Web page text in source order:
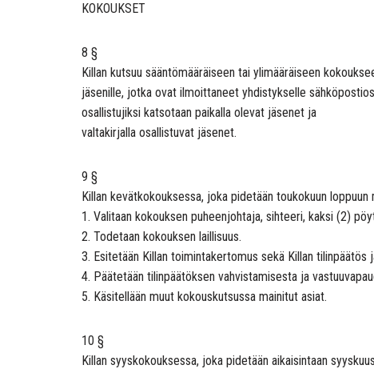
KOKOUKSET
8 §
Killan kutsuu sääntömääräiseen tai ylimääräiseen
jäsenille, jotka ovat ilmoittaneet yhdistykselle
osallistujiksi katsotaan paikalla olevat jäsenet ja
valtakirjalla osallistuvat jäsenet.
9 §
Killan kevätkokouksessa, joka pidetään toukokuun
1. Valitaan kokouksen puheenjohtaja, sihteeri, kaksi (2)
2. Todetaan kokouksen laillisuus.
3. Esitetään Killan toimintakertomus sekä Killan tilinpäätös
4. Päätetään tilinpäätöksen vahvistamisesta ja
5. Käsitellään muut kokouskutsussa mainitut asiat.
10 §
Killan syyskokouksessa, joka pidetään aikaisintaan